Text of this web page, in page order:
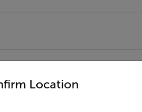
Location
options below to access the